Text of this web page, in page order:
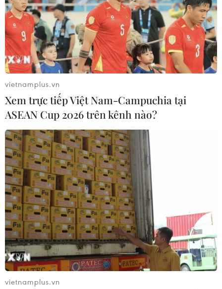
11/06/2026 16:00
Báo cáo của NOAA nêu rõ các điều kiện El Nino đã
hình thành trong tháng qua và thể hiện rõ ở việc nhiệt
độ bề mặt nước biển Thái Bình Dương cao trên mức
trung bình.
Thế giới có thể vượt ngưỡng tăng nhiệt 1,5
độ C vào năm 2030
11/06/2026 08:53
vietnamplus.vn
Xem trực tiếp Việt Nam-Campuchia tại
ASEAN Cup 2026 trên kênh nào?
vietnamplus.vn